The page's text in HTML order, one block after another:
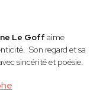
Le Goff aime
Son regard et sa
sincérité et poésie.